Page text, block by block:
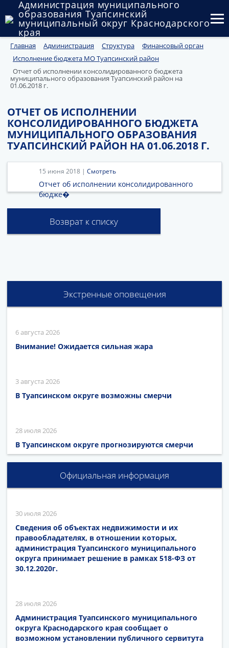
Администрация муниципального
образования Туапсинский
муниципальный округ Краснодарского
края
Округ
Администрация
Государственный и муниципальный контроль
Муниципальное имущество
Публичные слушания и общественные обсуждения
Документы
Главная Администрация Структура
Финансовый орган
Исполнение бюджета МО Туапсинский район
Отчет об исполнении консолидированного бюджета
муниципального образования Туапсинский район на
01.06.2018 г.
ОТЧЕТ ОБ ИСПОЛНЕНИИ
КОНСОЛИДИРОВАННОГО БЮДЖЕТА
МУНИЦИПАЛЬНОГО ОБРАЗОВАНИЯ
ТУАПСИНСКИЙ РАЙОН НА 01.06.2018 Г.
15 июня 2018 | Смотреть
Отчет об исполнении консолидированного
бюдже�
Возврат к списку
Экстренные оповещения
6 августа 2026
Внимание! Ожидается сильная жара
3 августа 2026
В Туапсинском округе возможны смерчи
28 июля 2026
В Туапсинском округе прогнозируются смерчи
Официальная информация
30 июля 2026
Сведения об объектах недвижимости и их
правообладателях, в отношении которых,
администрация Туапсинского муниципального
округа принимает решение в рамках 518-ФЗ от
30.12.2020г.
28 июля 2026
Администрация Туапсинского муниципального
округа Краснодарского края сообщает о
возможном установлении публичного сервитута